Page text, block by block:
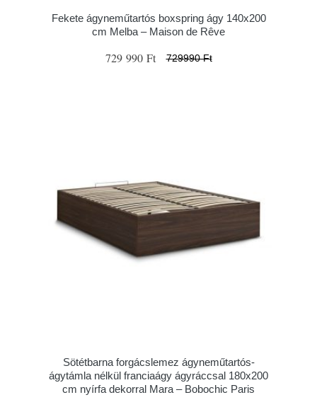
Fekete ágyneműtartós boxspring ágy 140x200
cm Melba – Maison de Rêve
729 990 Ft 729990 Ft
Sötétbarna forgácslemez ágyneműtartós-
ágytámla nélkül franciaágy ágyráccsal 180x200
cm nyírfa dekorral Mara – Bobochic Paris